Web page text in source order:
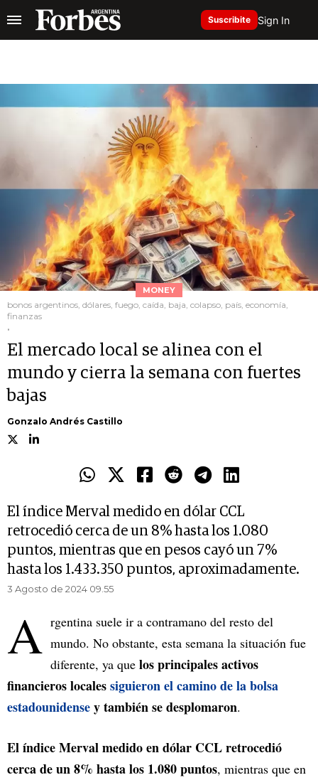
Suscribite Sign In
MONEY
bonos argentinos, dólares, fuego, caída, baja, colapso, país, economía,
finanzas
.
El mercado local se alinea con el
mundo y cierra la semana con fuertes
bajas
Gonzalo Andrés Castillo
El índice Merval medido en dólar CCL
retrocedió cerca de un 8% hasta los 1.080
puntos, mientras que en pesos cayó un 7%
hasta los 1.433.350 puntos, aproximadamente.
3 Agosto de 2024 09.55
A rgentina suele ir a contramano del resto del
mundo. No obstante, esta semana la situación fue
diferente, ya que los principales activos
financieros localessiguieron el camino de la bolsa
estadounidensey también se desplomaron.
El índice Merval medido en dólar CCL retrocedió
cerca de un 8% hasta los 1.080 puntos, mientras que en